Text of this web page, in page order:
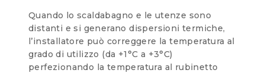
Quando lo scaldabagno e le utenze sono
distanti e si generano dispersioni termiche,
l’installatore può correggere la temperatura al
grado di utilizzo (da +1°C a +3°C)
perfezionando la temperatura al rubinetto